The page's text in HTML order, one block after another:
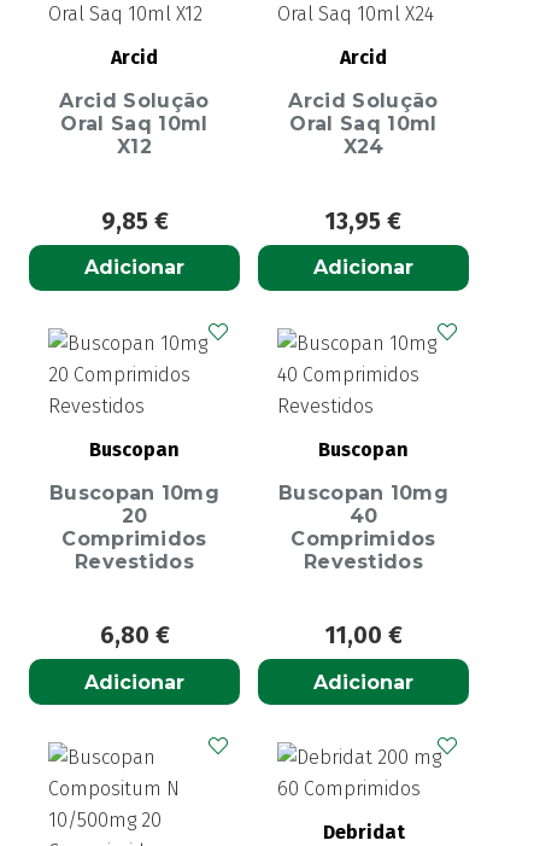
Arcid
Arcid Solução
Oral Saq 10ml
X12
9,85 €
Adicionar
Arcid
Arcid Solução
Oral Saq 10ml
X24
13,95 €
Adicionar
Buscopan
Buscopan 10mg
20
Comprimidos
Revestidos
6,80 €
Adicionar
Buscopan
Buscopan 10mg
40
Comprimidos
Revestidos
11,00 €
Adicionar
Debridat